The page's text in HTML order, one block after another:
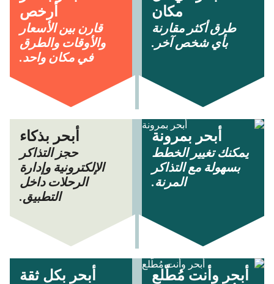
مكان
طرق أكثر مقارنة
بأي شخص آخر.
أرخص
قارن بين الأسعار
والأوقات والطرق
في مكان واحد.
أبحر بمرونة
يمكنك تغيير الخطط
بسهولة مع التذاكر
المرنة.
أبحر بذكاء
حجز التذاكر
الإلكترونية وإدارة
الرحلات داخل
التطبيق.
أبحر وأنت مُطّلع أبحر بكل ثقة